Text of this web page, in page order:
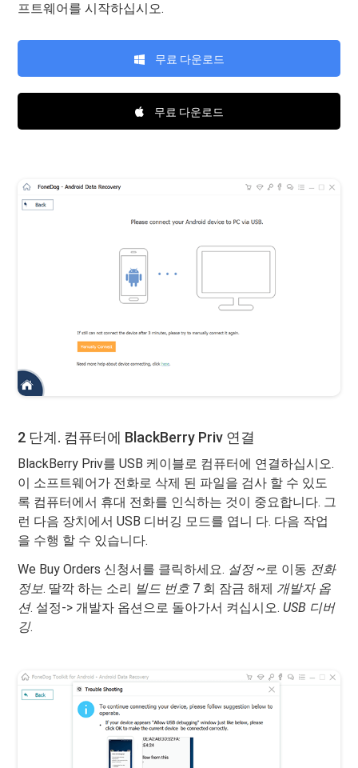
프트웨어를 시작하십시오.
무료 다운로드
무료 다운로드
2 단계. 컴퓨터에 BlackBerry Priv 연결
BlackBerry Priv를 USB 케이블로 컴퓨터에 연결하십시오.
이 소프트웨어가 전화로 삭제 된 파일을 검사 할 수 있도
록 컴퓨터에서 휴대 전화를 인식하는 것이 중요합니다. 그
런 다음 장치에서 USB 디버깅 모드를 엽니 다. 다음 작업
을 수행 할 수 있습니다.
We Buy Orders 신청서를 클릭하세요. 설정~로 이동 전화
정보. 딸깍 하는 소리 빌드 번호 7 회 잠금 해제 개발자 옵
션. 설정-> 개발자 옵션으로 돌아가서 켜십시오. USB 디버
깅.